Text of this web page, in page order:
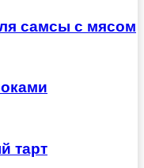
самсы с мясом
тарт